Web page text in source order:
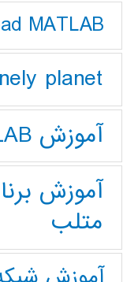
MATLAB
planet
آموزش MATLAB
آموزش
متلب